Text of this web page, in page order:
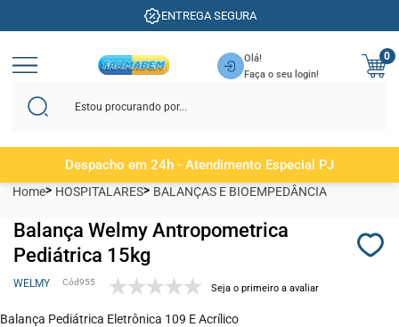
ENTREGA SEGURA
Olá!
Faça o seu login!
0
Despacho em 24h - Atendimento Especial PJ
Home HOSPITALARES BALANÇAS E BIOEMPEDÂNCIA
Balança Welmy Antropometrica
Pediátrica 15kg
WELMY 955 Seja o primeiro a avaliar
Balança Pediátrica Eletrônica 109 E Acrílico